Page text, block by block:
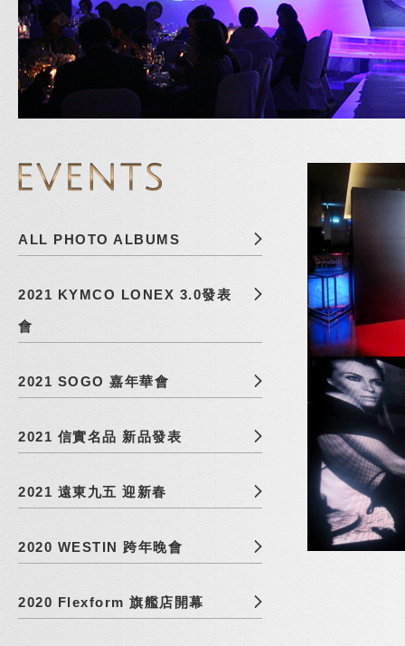
ALL PHOTO ALBUMS
2021 KYMCO LONEX 3.0發表
會
2021 SOGO 嘉年華會
2021 信實名品 新品發表
2021 遠東九五 迎新春
2020 WESTIN 跨年晚會
2020 Flexform 旗艦店開幕